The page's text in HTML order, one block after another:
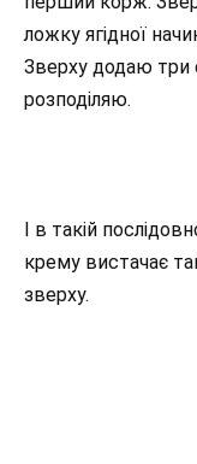
ложку ягідної
Зверху додаю три
розподіляю.
І в такій
крему вистачає
зверху.